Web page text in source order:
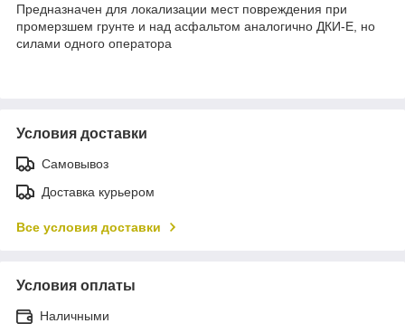
Предназначен для локализации мест повреждения при
промерзшем грунте и над асфальтом аналогично ДКИ-Е, но
силами одного оператора
Условия доставки
Самовывоз
Доставка курьером
Все условия доставки
Условия оплаты
Наличными